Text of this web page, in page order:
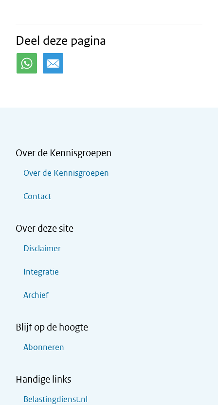
Deel deze pagina
Over de Kennisgroepen
Over de Kennisgroepen
Contact
Over deze site
Disclaimer
Integratie
Archief
Blijf op de hoogte
Abonneren
Handige links
Belastingdienst.nl